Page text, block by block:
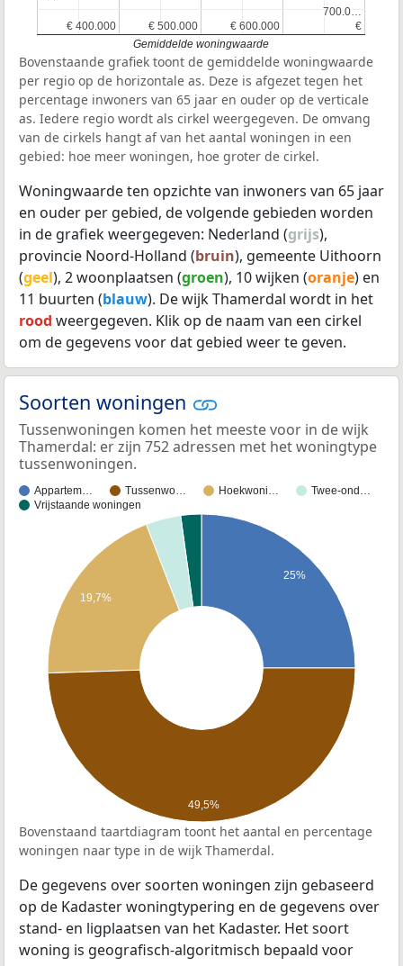
€ 400.000
€ 400.000 € 500.000
€ 500.000 € 600.000
€ 600.000 €
€
700.0…
700.0…
Gemiddelde woningwaarde
Bovenstaande grafiek toont de gemiddelde woningwaarde
per regio op de horizontale as. Deze is afgezet tegen het
percentage inwoners van 65 jaar en ouder op de verticale
as. Iedere regio wordt als cirkel weergegeven. De omvang
van de cirkels hangt af van het aantal woningen in een
gebied: hoe meer woningen, hoe groter de cirkel.
Woningwaarde ten opzichte van inwoners van 65 jaar
en ouder per gebied, de volgende gebieden worden
in de grafiek weergegeven: Nederland (grijs),
provincie Noord-Holland (bruin), gemeente Uithoorn
(geel), 2 woonplaatsen (groen), 10 wijken (oranje) en
11 buurten (blauw). De wijk Thamerdal wordt in het
rood weergegeven. Klik op de naam van een cirkel
om de gegevens voor dat gebied weer te geven.
Soorten woningen
Tussenwoningen komen het meeste voor in de wijk
Thamerdal: er zijn 752 adressen met het woningtype
tussenwoningen.
Appartem… Tussenwo… Hoekwoni…
Twee-ond…
Vrijstaande woningen
25%
19,7%
49,5%
Bovenstaand taartdiagram toont het aantal en percentage
woningen naar type in de wijk Thamerdal.
De gegevens over soorten woningen zijn gebaseerd
op de Kadaster woningtypering en de gegevens over
stand- en ligplaatsen van het Kadaster. Het soort
woning is geografisch-algoritmisch bepaald voor